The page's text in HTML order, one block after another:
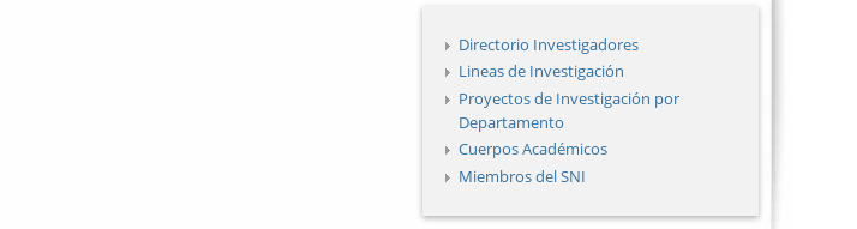
Directorio Investigadores
Lineas de Investigación
Proyectos de Investigación por
Departamento
Cuerpos Académicos
Miembros del SNI